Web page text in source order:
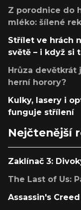
Z porodnice do
mléko: šílené
Střílet ve hrách
světě – i když si
Hrůza devětkrát
herní horory?
Kulky, lasery i
funguje střílení
Nejčtenější
Zaklínač 3:
The Last of Us:
Assassin's